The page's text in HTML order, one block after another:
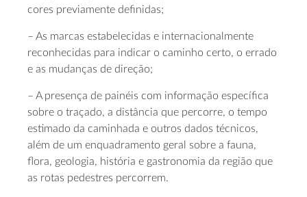
cores previamente definidas;
– As marcas estabelecidas e internacionalmente
reconhecidas para indicar o caminho certo, o errado
e as mudanças de direção;
– A presença de painéis com informação específica
sobre o traçado, a distância que percorre, o tempo
estimado da caminhada e outros dados técnicos,
além de um enquadramento geral sobre a fauna,
flora, geologia, história e gastronomia da região que
as rotas pedestres percorrem.